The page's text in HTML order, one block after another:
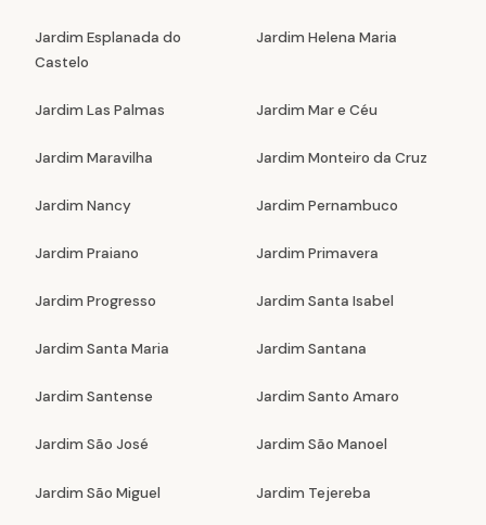
Jardim Esplanada do
Castelo
Jardim Helena Maria
Jardim Las Palmas Jardim Mar e Céu
Jardim Maravilha Jardim Monteiro da Cruz
Jardim Nancy Jardim Pernambuco
Jardim Praiano Jardim Primavera
Jardim Progresso Jardim Santa Isabel
Jardim Santa Maria Jardim Santana
Jardim Santense Jardim Santo Amaro
Jardim São José Jardim São Manoel
Jardim São Miguel Jardim Tejereba